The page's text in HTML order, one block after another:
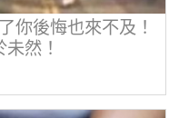
你後悔也來不及！
然！